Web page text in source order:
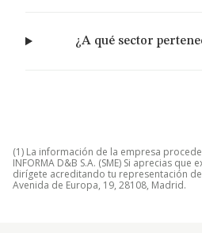
¿A qué sector
(1) La información de la empresa
INFORMA D&B S.A. (SME) Si aprecias
dirígete acreditando tu representación
Avenida de Europa, 19, 28108, Madrid.